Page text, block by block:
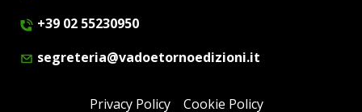
+39 02 55230950
segreteria@vadoetornoedizioni.it
Privacy Policy Cookie Policy